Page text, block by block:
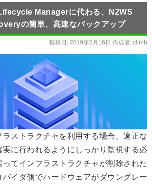
Managerに代わる、N2WS
の簡単、高速なバックアップ
投稿日: 2019年5月16日 作成者: climb
ラストラクチャを利用する場合、適正な
実に行われるようにしっかり監視する必
てインフラストラクチャが削除された
バイダ側でハードウェアがダウングレー